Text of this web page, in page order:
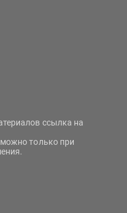
ссылка на
только при